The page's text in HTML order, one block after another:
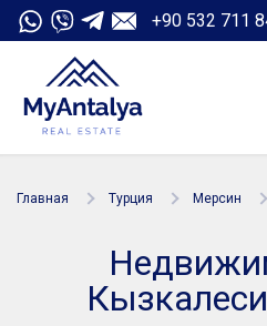
+90 532 711
Главная Турция Мерсин